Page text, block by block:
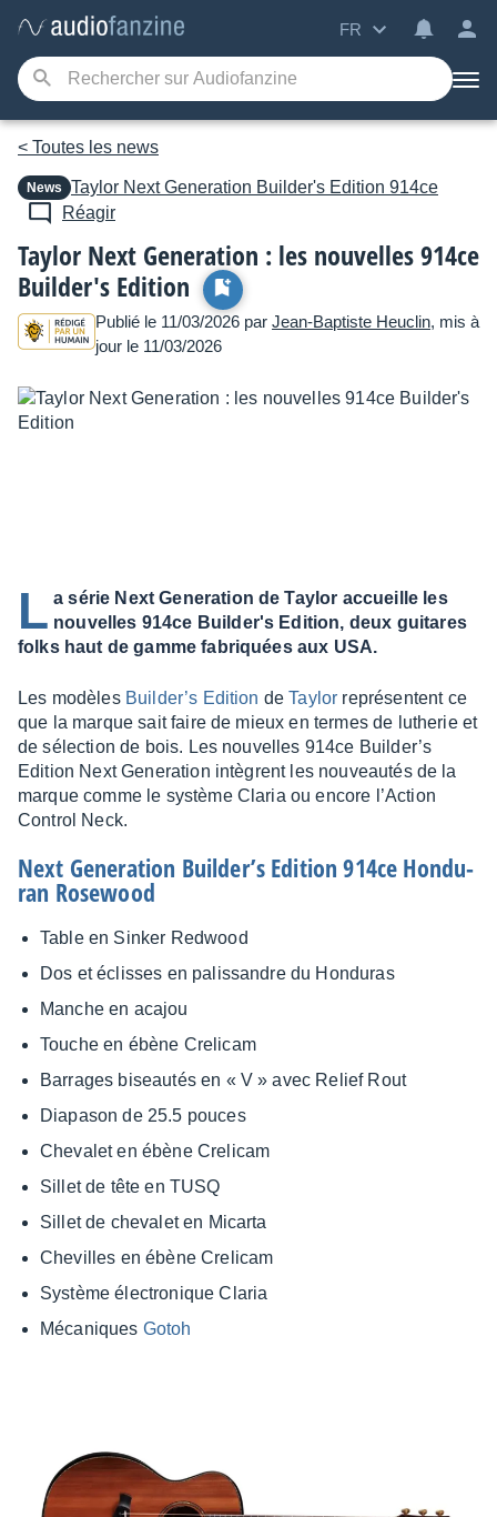
FR
< Toutes les news
News Taylor Next Generation Builder's Edition 914ce
Réagir
Taylor Next Generation : les nouvelles 914ce
Builder's Edition
Publié le 11/03/2026 par Jean-Baptiste Heuclin, mis à
jour le 11/03/2026
L a série Next Generation de Taylor accueille les
nouvelles 914ce Builder's Edition, deux guitares
folks haut de gamme fabriquées aux USA.
Les modèles Buil­der’s Edition deTaylor repré­sentent ce
que la marque sait faire de mieux en termes de luthe­rie et
de sélec­tion de bois. Les nouvelles 914ce Buil­der’s
Edition Next Gene­ra­tion intègrent les nouveau­tés de la
marque comme le système Claria ou encore l’Ac­tion
Control Neck.
Next Gene­ra­tion Buil­der’s Edition 914ce Hondu­
ran Rose­wood
Table en Sinker Redwood
Dos et éclisses en palis­sandre du Hondu­ras
Manche en acajou
Touche en ébène Creli­cam
Barrages biseau­tés en « V » avec Relief Rout
Diapa­son de 25.5 pouces
Cheva­let en ébène Creli­cam
Sillet de tête en TUSQ
Sillet de cheva­let en Micarta
Chevilles en ébène Creli­cam
Système élec­tro­nique Claria
Méca­niques Gotoh